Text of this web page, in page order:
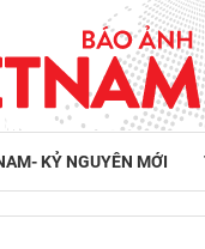
KỶ NGUYÊN MỚI